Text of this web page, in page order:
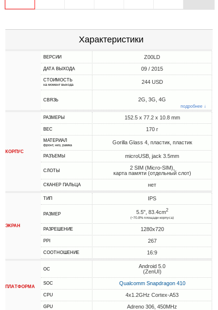
Характеристики
ВЕРСИИ Z00LD
ДАТА ВЫХОДА 09 / 2015
СТОИМОСТЬ
на момент выхода 244 USD
СВЯЗЬ 2G, 3G, 4G
подробнее ↓
КОРПУС
РАЗМЕРЫ 152.5 x 77.2 x 10.8 mm
ВЕС 170 г
МАТЕРИАЛ
фронт, низ, рамка Gorilla Glass 4, пластик, пластик
РАЗЪЕМЫ microUSB, jack 3.5mm
СЛОТЫ
2 SIM (Micro-SIM),
карта памяти (отдельный слот)
СКАНЕР ПАЛЬЦА нет
ЭКРАН
ТИП IPS
РАЗМЕР 5.5", 83.4cm2
(~70.8% площади корпуса)
РАЗРЕШЕНИЕ 1280x720
PPI 267
СООТНОШЕНИЕ 16:9
ПЛАТФОРМА
ОС
Android 5.0
(ZenUI)
SOC Qualcomm Snapdragon 410
CPU 4x1.2GHz Cortex-A53
GPU Adreno 306, 450MHz